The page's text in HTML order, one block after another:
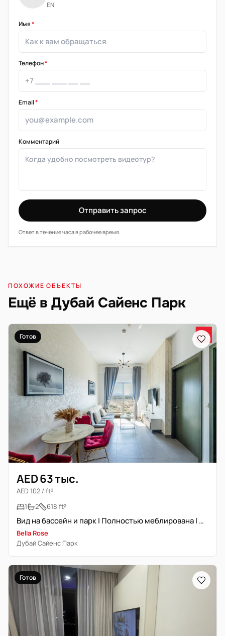
EN
Имя*
Телефон*
Email*
Комментарий
Отправить запрос
Ответ в течение часа в рабочее время.
ПОХОЖИЕ ОБЪЕКТЫ
Ещё в Дубай Сайенс Парк
Готов
AED 63 тыс.
AED 102 / ft²
1
2 618 ft²
Вид на бассейн и парк | Полностью меблирована | Свободна | Просторная
Bella Rose
Дубай Сайенс Парк
Готов